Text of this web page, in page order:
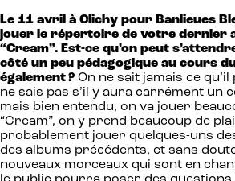
Le 11 avril à Clichy pour Banlieues
jouer le répertoire de votre dernier
“Cream”. Est-ce qu’on peut
côté un peu pédagogique au cours
également ? On ne sait jamais ce
ne sais pas s’il y aura carrément un
mais bien entendu, on va jouer
“Cream”, on y prend beaucoup de
probablement jouer quelques-uns
des albums précédents, et sans
nouveaux morceaux qui sont en